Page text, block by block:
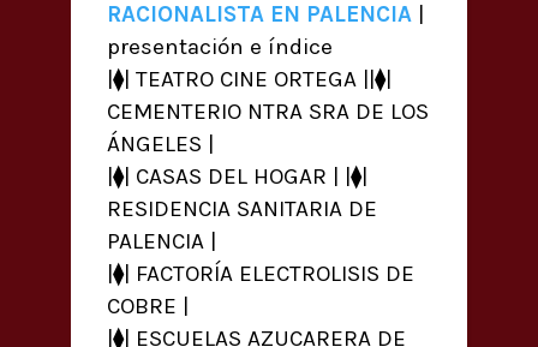
RACIONALISTA EN PALENCIA
presentación e índice
|⧫| TEATRO CINE ORTEGA ||⧫|
CEMENTERIO NTRA SRA DE LOS
ÁNGELES |
|⧫| CASAS DEL HOGAR | |⧫|
RESIDENCIA SANITARIA DE
PALENCIA |
|⧫| FACTORÍA ELECTROLISIS DE
COBRE |
|⧫| ESCUELAS AZUCARERA DE